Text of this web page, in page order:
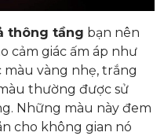
thông tầng bạn nên
cảm giác ấm áp như
màu vàng nhẹ, trắng
thường được sử
Những màu này đem
cho không gian nó